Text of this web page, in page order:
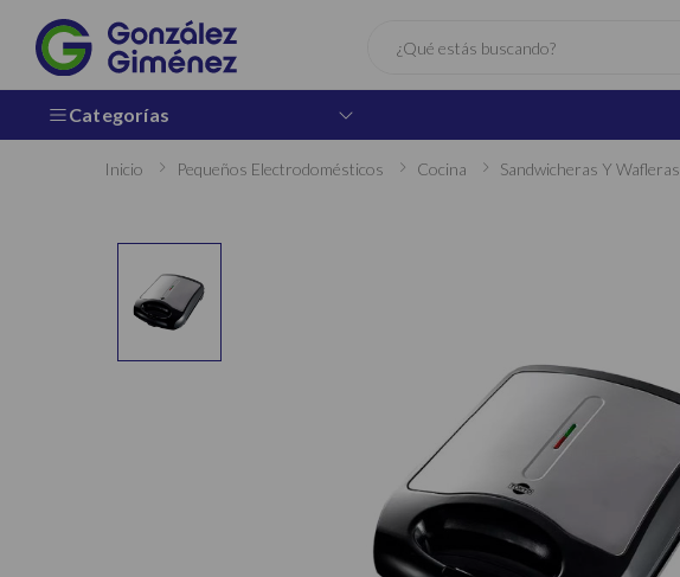
Categorías
Inicio Pequeños Electrodomésticos Cocina Sandwicheras Y Wafleras